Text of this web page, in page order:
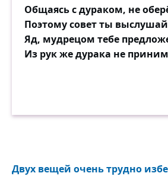
Общаясь с дураком, не
Поэтому совет ты
Яд, мудрецом тебе
Из рук же дурака не
Двух вещей очень трудно